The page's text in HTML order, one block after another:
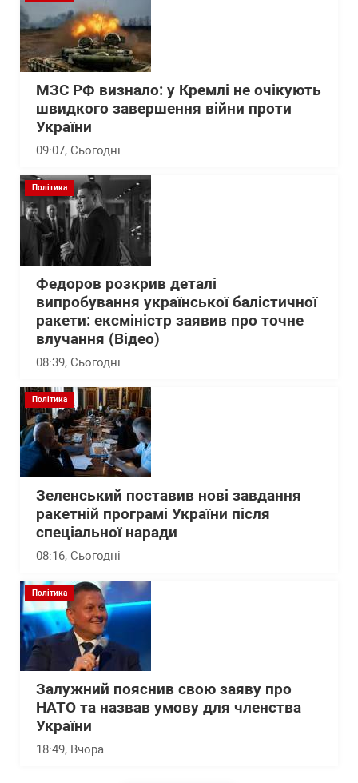
МЗС РФ визнало: у Кремлі не очікують
швидкого завершення війни проти
України
09:07, Сьогодні
Політика
Федоров розкрив деталі
випробування української балістичної
ракети: ексміністр заявив про точне
влучання (Відео)
08:39, Сьогодні
Політика
Зеленський поставив нові завдання
ракетній програмі України після
спеціальної наради
08:16, Сьогодні
Політика
Залужний пояснив свою заяву про
НАТО та назвав умову для членства
України
18:49, Вчора